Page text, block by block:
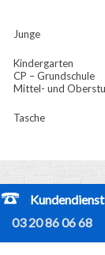
Junge
Kindergarten
CP – Grundschule
Mittel- und
Tasche
Kundendienst
03 20 86 06 68